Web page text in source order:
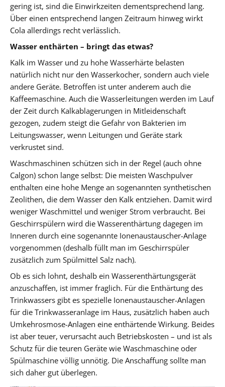
gering ist, sind die Einwirkzeiten dementsprechend lang.
Über einen entsprechend langen Zeitraum hinweg wirkt
Cola allerdings recht verlässlich.
Wasser enthärten – bringt das etwas?
Kalk im Wasser und zu hohe Wasserhärte belasten
natürlich nicht nur den Wasserkocher, sondern auch viele
andere Geräte. Betroffen ist unter anderem auch die
Kaffeemaschine. Auch die Wasserleitungen werden im Lauf
der Zeit durch Kalkablagerungen in Mitleidenschaft
gezogen, zudem steigt die Gefahr von Bakterien im
Leitungswasser, wenn Leitungen und Geräte stark
verkrustet sind.
Waschmaschinen schützen sich in der Regel (auch ohne
Calgon) schon lange selbst: Die meisten Waschpulver
enthalten eine hohe Menge an sogenannten synthetischen
Zeolithen, die dem Wasser den Kalk entziehen. Damit wird
weniger Waschmittel und weniger Strom verbraucht. Bei
Geschirrspülern wird die Wasserenthärtung dagegen im
Inneren durch eine sogenannte Ionenaustauscher-Anlage
vorgenommen (deshalb füllt man im Geschirrspüler
zusätzlich zum Spülmittel Salz nach).
Ob es sich lohnt, deshalb ein Wasserenthärtungsgerät
anzuschaffen, ist immer fraglich. Für die Enthärtung des
Trinkwassers gibt es spezielle Ionenaustauscher-Anlagen
für die Trinkwasseranlage im Haus, zusätzlich haben auch
Umkehrosmose-Anlagen eine enthärtende Wirkung. Beides
ist aber teuer, verursacht auch Betriebskosten – und ist als
Schutz für die teuren Geräte wie Waschmaschine oder
Spülmaschine völlig unnötig. Die Anschaffung sollte man
sich daher gut überlegen.